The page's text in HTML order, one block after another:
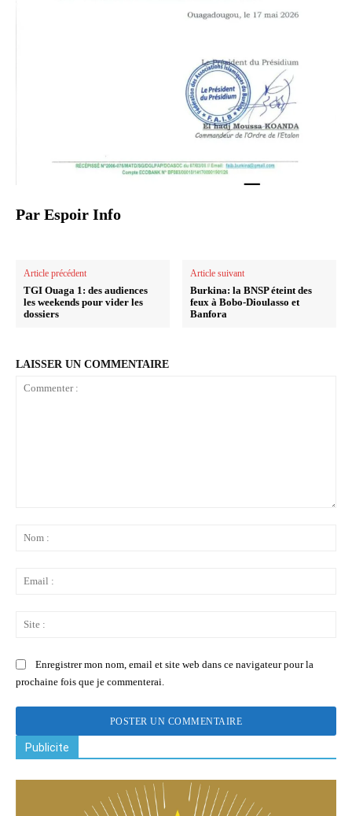
Par Espoir Info
Article précédent
TGI Ouaga 1: des audiences
les weekends pour vider les
dossiers‎
Article suivant
Burkina: la BNSP éteint des
feux à Bobo-Dioulasso et
Banfora
LAISSER UN COMMENTAIRE
Enregistrer mon nom, email et site web dans ce navigateur pour la
prochaine fois que je commenterai.
Publicite